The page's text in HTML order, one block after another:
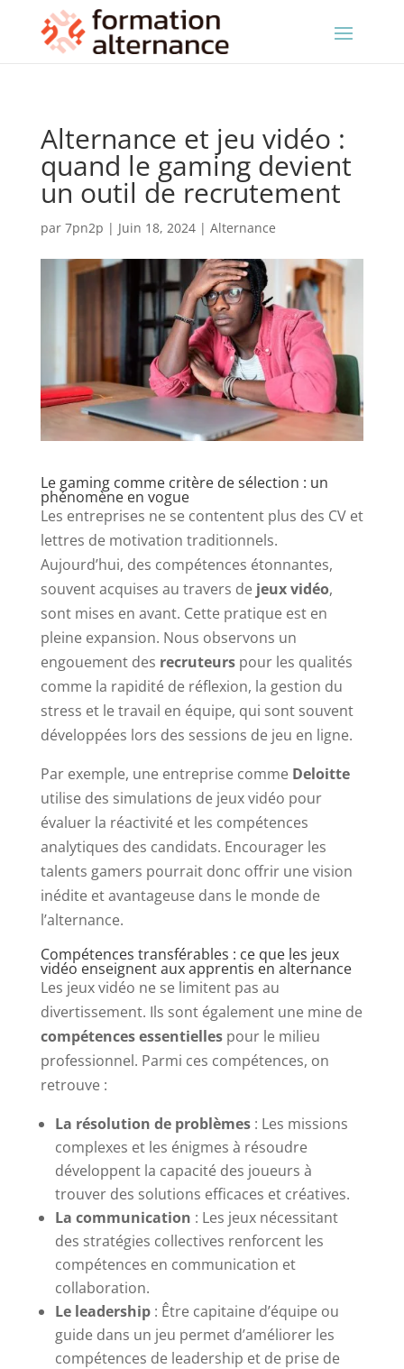
Alternance et jeu vidéo :
quand le gaming devient
un outil de recrutement
par 7pn2p | Juin 18, 2024| Alternance
Le gaming comme critère de sélection : un
phénomène en vogue
Les entreprises ne se contentent plus des CV et
lettres de motivation traditionnels.
Aujourd’hui, des compétences étonnantes,
souvent acquises au travers de jeux vidéo,
sont mises en avant. Cette pratique est en
pleine expansion. Nous observons un
engouement des recruteurspour les qualités
comme la rapidité de réflexion, la gestion du
stress et le travail en équipe, qui sont souvent
développées lors des sessions de jeu en ligne.
Par exemple, une entreprise comme Deloitte
utilise des simulations de jeux vidéo pour
évaluer la réactivité et les compétences
analytiques des candidats. Encourager les
talents gamers pourrait donc offrir une vision
inédite et avantageuse dans le monde de
l’alternance.
Compétences transférables : ce que les jeux
vidéo enseignent aux apprentis en alternance
Les jeux vidéo ne se limitent pas au
divertissement. Ils sont également une mine de
compétences essentiellespour le milieu
professionnel. Parmi ces compétences, on
retrouve :
La résolution de problèmes: Les missions
complexes et les énigmes à résoudre
développent la capacité des joueurs à
trouver des solutions efficaces et créatives.
La communication : Les jeux nécessitant
des stratégies collectives renforcent les
compétences en communication et
collaboration.
Le leadership: Être capitaine d’équipe ou
guide dans un jeu permet d’améliorer les
compétences de leadership et de prise de